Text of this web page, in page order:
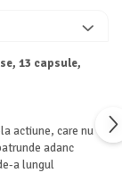
13 capsule,
actiune, care nu
adanc
a lungul